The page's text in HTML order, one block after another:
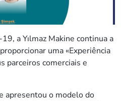
a Yılmaz Makine continua a
uma «Experiência
parceiros comerciais e
apresentou o modelo do